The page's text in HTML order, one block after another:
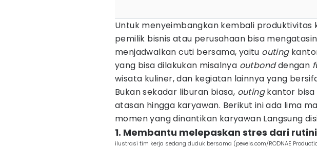
Untuk menyeimbangkan kembali produktivitas
pemilik bisnis atau perusahaan bisa
menjadwalkan cuti bersama, yaitu outing
yang bisa dilakukan misalnya outbonddengan
wisata kuliner, dan kegiatan lainnya yang
Bukan sekadar liburan biasa, outingkantor bisa
atasan hingga karyawan. Berikut ini ada lima
momen yang dinantikan karyawan Langsung
1. Membantu melepaskan stres dari
ilustrasi tim kerja sedang duduk bersama (pexels.com/RODNAE